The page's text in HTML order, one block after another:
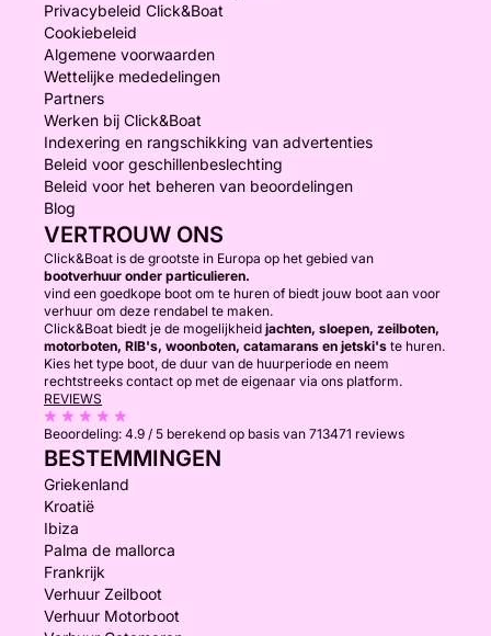
Privacybeleid Click&Boat
Cookiebeleid
Algemene voorwaarden
Wettelijke mededelingen
Partners
Werken bij Click&Boat
Indexering en rangschikking van advertenties
Beleid voor geschillenbeslechting
Beleid voor het beheren van beoordelingen
Blog
VERTROUW ONS
Click&Boat is de grootste in Europa op het gebied van
bootverhuur onder particulieren.
vind een goedkope boot om te huren of biedt jouw boot aan voor
verhuur om deze rendabel te maken.
Click&Boat biedt je de mogelijkheid jachten, sloepen, zeilboten,
motorboten, RIB's, woonboten, catamarans en jetski's te huren.
Kies het type boot, de duur van de huurperiode en neem
rechtstreeks contact op met de eigenaar via ons platform.
REVIEWS
Beoordeling: 4.9 / 5 berekend op basis van 713471 reviews
BESTEMMINGEN
Griekenland
Kroatië
Ibiza
Palma de mallorca
Frankrijk
Verhuur Zeilboot
Verhuur Motorboot